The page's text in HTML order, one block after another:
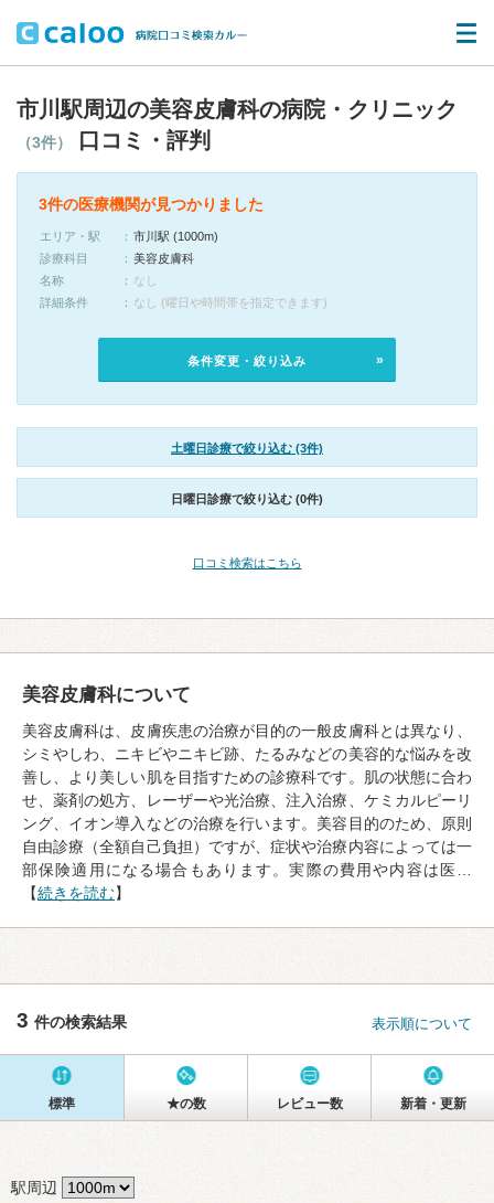
市川駅周辺の美容皮膚科の病院・クリニック
（3件） 口コミ・評判
3件の医療機関が見つかりました
エリア・駅
市川駅 (1000m)
診療科目
美容皮膚科
名称
なし
詳細条件
なし (曜日や時間帯を指定できます)
条件変更・絞り込み
土曜日診療で絞り込む (3件)
日曜日診療で絞り込む (0件)
口コミ検索はこちら
美容皮膚科について
美容皮膚科は、皮膚疾患の治療が目的の一般皮膚科とは異なり、
シミやしわ、ニキビやニキビ跡、たるみなどの美容的な悩みを改
善し、より美しい肌を目指すための診療科です。肌の状態に合わ
せ、薬剤の処方、レーザーや光治療、注入治療、ケミカルピーリ
ング、イオン導入などの治療を行います。美容目的のため、原則
自由診療（全額自己負担）ですが、症状や治療内容によっては一
部保険適用になる場合もあります。実際の費用や内容は医…
【続きを読む】
3 件の検索結果 表示順について
標準 ★の数 レビュー数 新着・更新
駅周辺